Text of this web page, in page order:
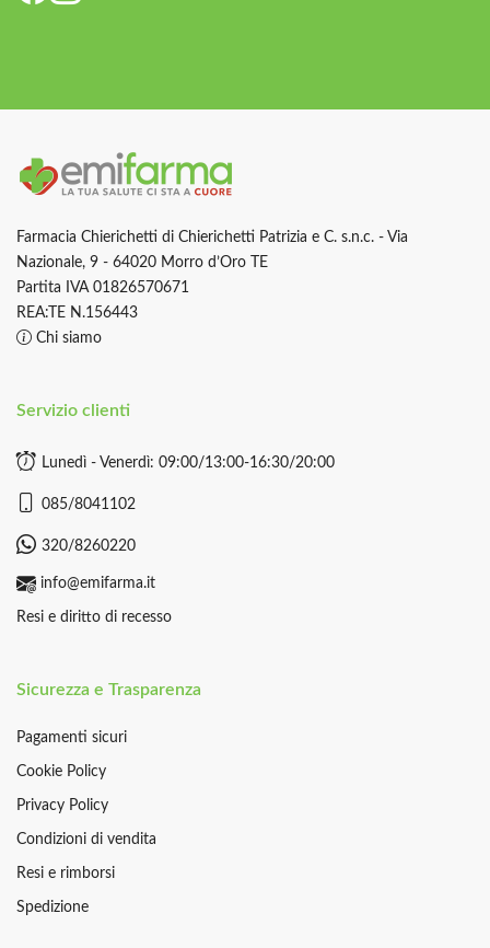
Farmacia Chierichetti di Chierichetti Patrizia e C. s.n.c. - Via
Nazionale, 9 - 64020 Morro d’Oro TE
Partita IVA 01826570671
REA:TE N.156443
Chi siamo
Servizio clienti
Lunedì - Venerdì: 09:00/13:00-16:30/20:00
085/8041102
320/8260220
info@emifarma.it
Resi e diritto di recesso
Sicurezza e Trasparenza
Pagamenti sicuri
Cookie Policy
Privacy Policy
Condizioni di vendita
Resi e rimborsi
Spedizione